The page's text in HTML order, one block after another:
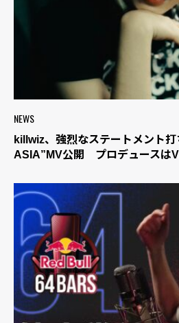
NEWS
killwiz、強烈なステートメント
ASIA”MV公開 プロデュースは